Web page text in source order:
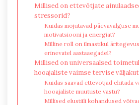
Millised on ettevõtjate
stressorid?
Kuidas mõjutavad päevavalguse
motivatsiooni ja energiat?
Milline roll on ilmastikul
erinevatel aastaaegadel?
Millised on universaalsed
hooajaliste vaimse tervise
Kuidas saavad ettevõtjad ehitada
hooajaliste muutuste vastu?
Millised elustiili kohandused